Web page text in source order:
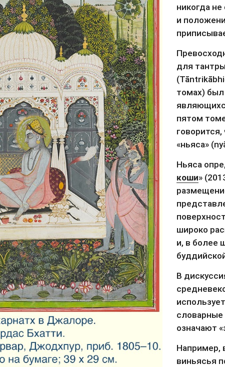
никогда
и
для
томах)
пятом
«ньяса»
Ньяса
коши»
широко
и, в более
В
словарные
означают
Например,
виньясья